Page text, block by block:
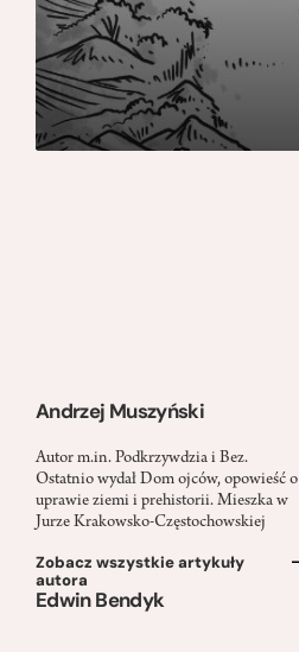
Andrzej Muszyński
Autor m.in. Podkrzywdzia i Bez.
Ostatnio wydał Dom ojców, opowieść o
uprawie ziemi i prehistorii. Mieszka w
Jurze Krakowsko-Częstochowskiej
Zobacz wszystkie artykuły
autora
Edwin Bendyk